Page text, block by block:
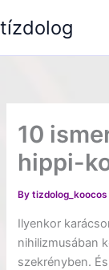
to
tízdolog
10
hippi-
By
Ilyenkor
nihilizmusában
szekrényben.